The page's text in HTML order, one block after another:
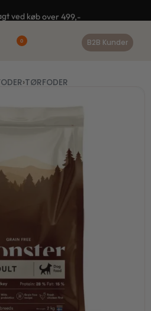
ved køb over 499,-
0 B2B Kunder
›TØRFODER